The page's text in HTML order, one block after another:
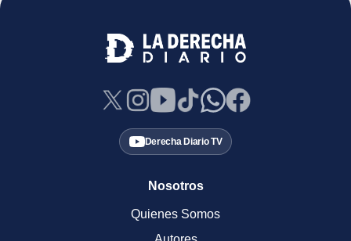
Derecha Diario TV
Nosotros
Quienes Somos